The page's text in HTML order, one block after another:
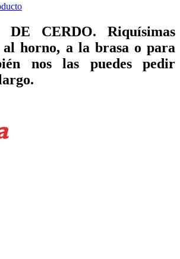
DE CERDO. Riquísimas
horno, a la brasa o para
nos las puedes pedir